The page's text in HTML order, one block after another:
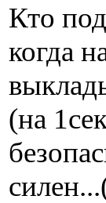
Кто
когда
(на